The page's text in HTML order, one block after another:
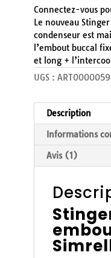
Connectez-vous
Le nouveau
condenseur est
l’embout buccal
et long +
UGS :
Description
Informations
Avis (1)